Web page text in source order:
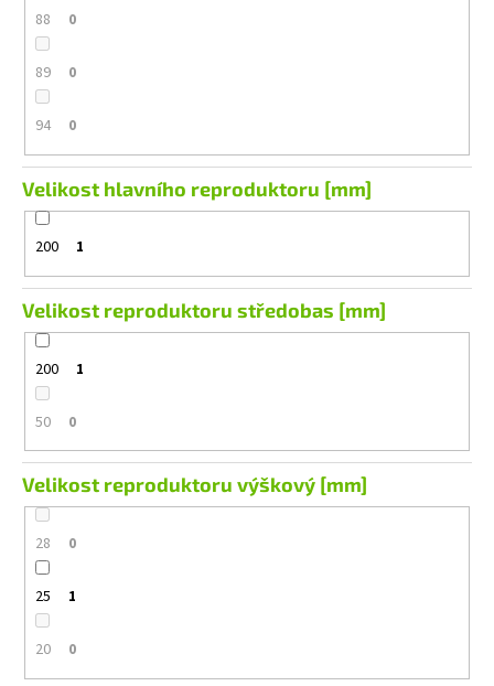
88 0
89 0
94 0
Velikost hlavního reproduktoru [mm]
200 1
Velikost reproduktoru středobas [mm]
200 1
50 0
Velikost reproduktoru výškový [mm]
28 0
25 1
20 0